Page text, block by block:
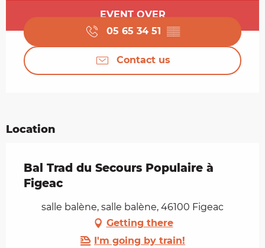
Opening hours & contact details
EVENT OVER
05 65 34 51 ▒▒
Contact us
Location
Bal Trad du Secours Populaire à
Figeac
salle balène, salle balène, 46100 Figeac
Getting there
I'm going by train!